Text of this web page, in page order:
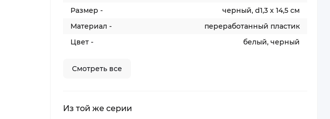
Размер -
черный, d1,3 х 14,5 см
Материал -
переработанный пластик
Цвет -
белый, черный
Смотреть все
Из той же серии